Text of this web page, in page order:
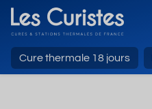
Cure thermale 18 jours